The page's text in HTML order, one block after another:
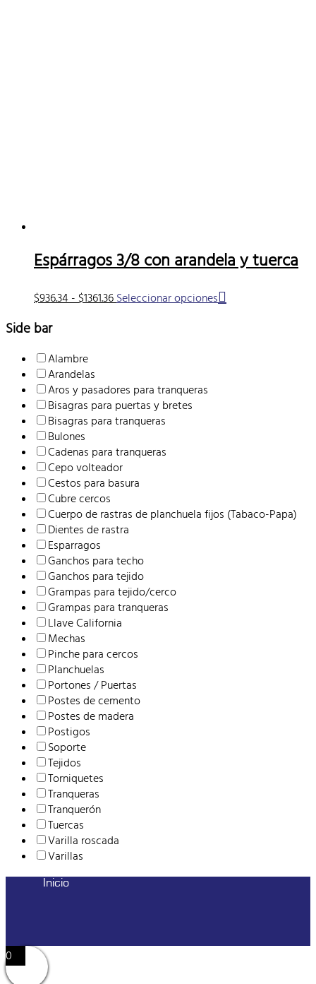
Espárragos 3/8 con arandela y tuerca
$936.34 - $1361.36Rango
$1361.36
Seleccionar opciones
producto
producto
Side bar
Alambre
Arandelas
Aros y pasadores para tranqueras
Bisagras para puertas y bretes
Bisagras para tranqueras
Bulones
Cadenas para tranqueras
Cepo volteador
Cestos para basura
Cubre cercos
Cuerpo de rastras de planchuela fijos (Tabaco-Papa)
Dientes de rastra
Esparragos
Ganchos para techo
Ganchos para tejido
Grampas para tejido/cerco
Grampas para tranqueras
Llave California
Mechas
Pinche para cercos
Planchuelas
Portones / Puertas
Postes de cemento
Postes de madera
Postigos
Soporte
Tejidos
Torniquetes
Tranqueras
Tranquerón
Tuercas
Varilla roscada
Varillas
Inicio
0